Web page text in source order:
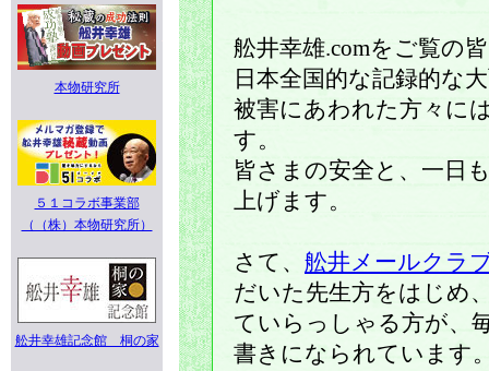
本物研究所
５１コラボ事業部
（（株）本物研究所）
舩井幸雄記念館 桐の家
舩井幸雄.comをご覧の
日本全国的な記録的な
被害にあわれた方々に
す。
皆さまの安全と、一日
上げます。
さて、 舩井メールクラ
だいた先生方をはじめ
ていらっしゃる方が、
書きになられています